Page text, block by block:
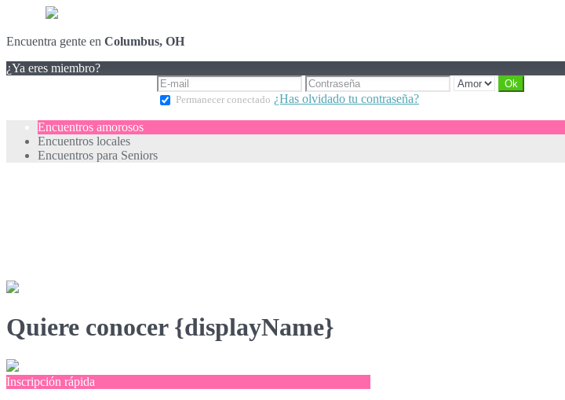
Encuentra gente en Columbus, OH
¿Ya eres miembro?
Permanecer conectado ¿Has olvidado tu contraseña?
Encuentros amorosos
Encuentros locales
Encuentros para Seniors
Quiere conocer {displayName}
Inscripción rápida